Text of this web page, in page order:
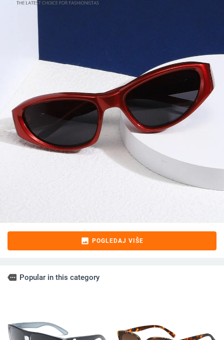
image POGLEDAJ VIŠE
more Popular in this category